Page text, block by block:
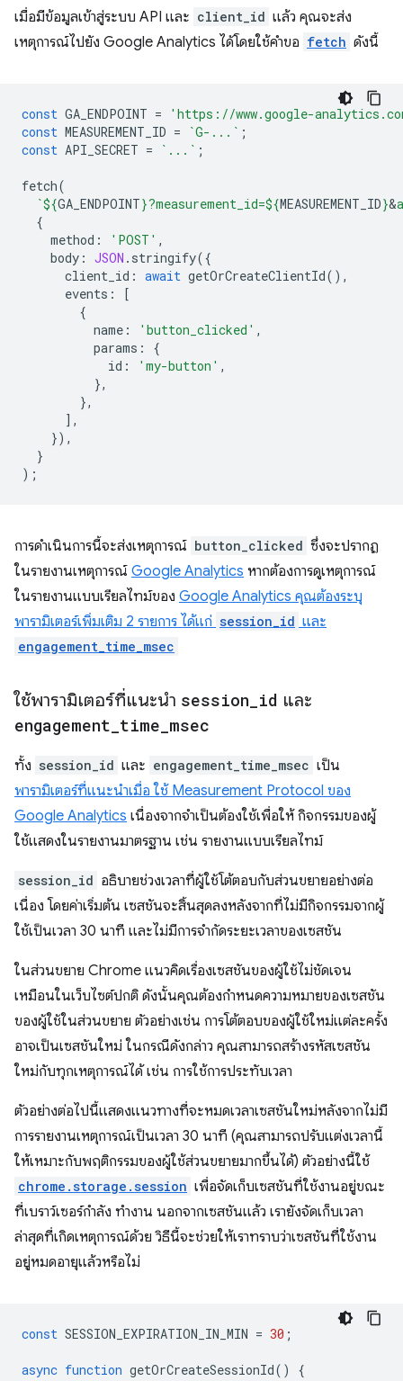
เมื่อมีข้อมูลเข้าสู่ระบบ API และ client_id แล้ว คุณจะส่ง
เหตุการณ์ไปยัง Google Analytics ได้โดยใช้คำขอ fetch ดังนี้
const GA_ENDPOINT =
'https://www.google-
const MEASUREMENT_ID = `G-...` ;
const API_SECRET = `...` ;
fetch(
`${GA_ENDPOINT}?measurement_id=${MEASUREMENT_ID}&
{
method : 'POST' ,
body : JSON . stringify({
client_id : await getOrCreateClientId(),
events :
[
{
name : 'button_clicked' ,
params :
{
id : 'my-button' ,
},
},
],
}),
}
);
การดำเนินการนี้จะส่งเหตุการณ์ button_clicked ซึ่งจะปรากฏ
ในรายงานเหตุการณ์ Google Analytics หากต้องการดูเหตุการณ์
ในรายงานแบบเรียลไทม์ของ Google Analytics คุณต้องระบุ
พารามิเตอร์เพิ่มเติม 2 รายการ ได้แก่ session_id และ
engagement_time_msec
ใช้พารามิเตอร์ที่แนะนำ session id และ
engagement time msec
ทั้ง session_id และ engagement_time_msec เป็น
พารามิเตอร์ที่แนะนำเมื่อ ใช้ Measurement Protocol ของ
Google Analytics เนื่องจากจำเป็นต้องใช้เพื่อให้ กิจกรรมของผู้
ใช้แสดงในรายงานมาตรฐาน เช่น รายงานแบบเรียลไทม์
session_id อธิบายช่วงเวลาที่ผู้ใช้โต้ตอบกับส่วนขยายอย่างต่อ
เนื่อง โดยค่าเริ่มต้น เซสชันจะสิ้นสุดลงหลังจากที่ไม่มีกิจกรรมจากผู้
ใช้เป็นเวลา 30 นาที และไม่มีการจํากัดระยะเวลาของเซสชัน
ในส่วนขยาย Chrome แนวคิดเรื่องเซสชันของผู้ใช้ไม่ชัดเจน
เหมือนในเว็บไซต์ปกติ ดังนั้นคุณต้องกำหนดความหมายของเซสชัน
ของผู้ใช้ในส่วนขยาย ตัวอย่างเช่น การโต้ตอบของผู้ใช้ใหม่แต่ละครั้ง
อาจเป็นเซสชันใหม่ ในกรณีดังกล่าว คุณสามารถสร้างรหัสเซสชัน
ใหม่กับทุกเหตุการณ์ได้ เช่น การใช้การประทับเวลา
ตัวอย่างต่อไปนี้แสดงแนวทางที่จะหมดเวลาเซสชันใหม่หลังจากไม่มี
การรายงานเหตุการณ์เป็นเวลา 30 นาที (คุณสามารถปรับแต่งเวลานี้
ให้เหมาะกับพฤติกรรมของผู้ใช้ส่วนขยายมากขึ้นได้) ตัวอย่างนี้ใช้
chrome.storage.session เพื่อจัดเก็บเซสชันที่ใช้งานอยู่ขณะ
ที่เบราว์เซอร์กำลัง ทำงาน นอกจากเซสชันแล้ว เรายังจัดเก็บเวลา
ล่าสุดที่เกิดเหตุการณ์ด้วย วิธีนี้จะช่วยให้เราทราบว่าเซสชันที่ใช้งาน
อยู่หมดอายุแล้วหรือไม่
const SESSION_EXPIRATION_IN_MIN = 30 ;
async function getOrCreateSessionId()
{